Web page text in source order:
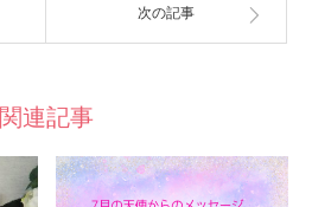
次の記事
関連記事